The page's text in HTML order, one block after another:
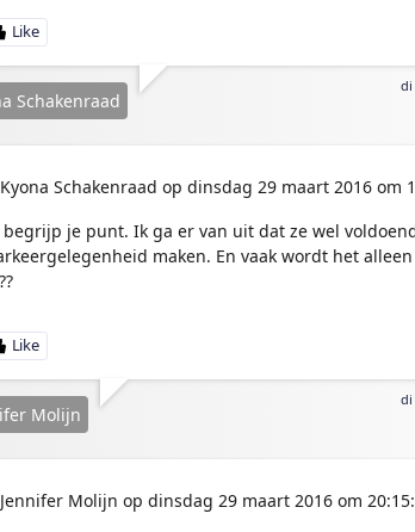
di
Schakenraad
Schakenraad op dinsdag 29 maart 2016 om
begrijp je punt. Ik ga er van uit dat ze wel
maken. En vaak wordt het
di
Molijn
Molijn op dinsdag 29 maart 2016 om 20:15: